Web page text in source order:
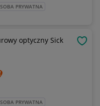
PRYWATNA
optyczny Sick
PRYWATNA